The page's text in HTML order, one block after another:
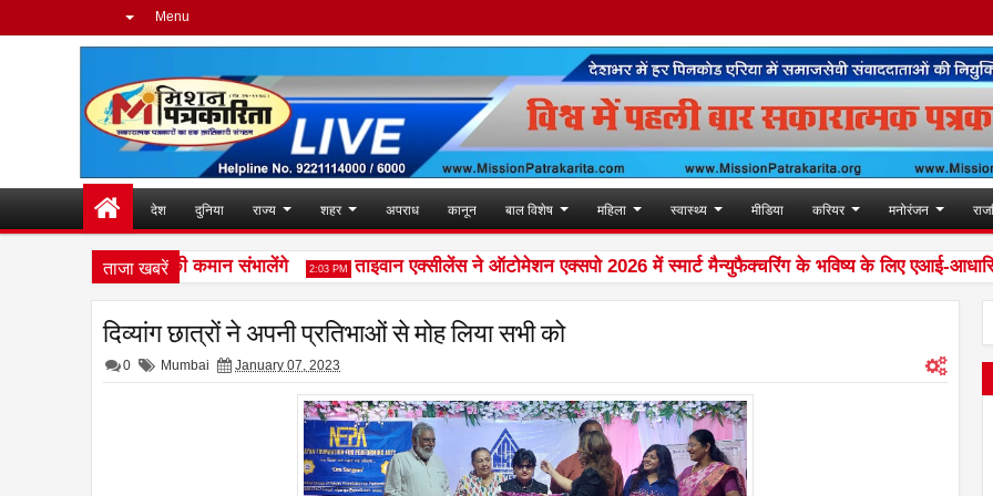
Menu
देश दुनिया राज्य शहर अपराध कानून बाल विशेष महिला स्वास्थ्य मीडिया करियर मनोरंजन
ताजा खबरें
फ्रेगरेंस इंडिया की कमान संभालेंगे 2:03 PM ताइवान एक्सीलेंस ने ऑटोमेशन एक्सपो 2026 में स्मार्ट मैन्युफैक्चरिंग के भविष्य के लिए एआई-आधारित
दिव्यांग छात्रों ने अपनी प्रतिभाओं से मोह लिया सभी को
0 Mumbai January 07, 2023